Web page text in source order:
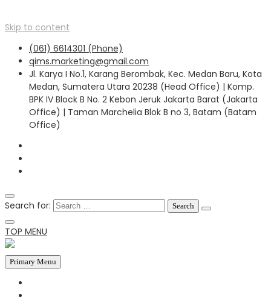
Skip to content
(061) 6614301 (Phone)
qims.marketing@gmail.com
Jl. Karya I No.1, Karang Berombak, Kec. Medan Baru, Kota
Medan, Sumatera Utara 20238 (Head Office) | Komp.
BPK IV Block B No. 2 Kebon Jeruk Jakarta Barat (Jakarta
Office) | Taman Marchelia Blok B no 3, Batam (Batam
Office)
Search for:
TOP MENU
Primary Menu